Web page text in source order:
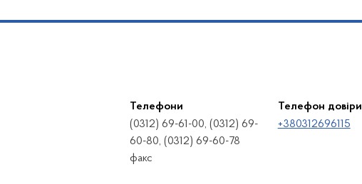
Телефони
(0312) 69-61-00, (0312) 69-
60-80, (0312) 69-60-78
факс
Телефон довіри
+380312696115